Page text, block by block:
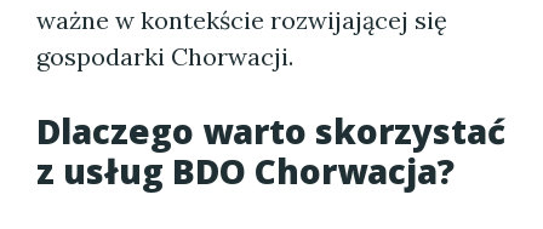
ważne w kontekście rozwijającej się
gospodarki Chorwacji.
Dlaczego warto skorzystać
z usług BDO Chorwacja?